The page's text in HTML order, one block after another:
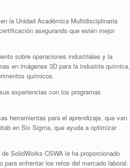
la Unidad Académica Multidisciplinaria
asegurando que estén mejor
sobre operaciones industriales y la
en imágenes 3D para la industria química,
químicos.
experiencias con los programas
para el aprendizaje, que van
en Six Sigma, que ayuda a optimizar
CSWA le ha proporcionado
para enfrentar los retos del mercado laboral.